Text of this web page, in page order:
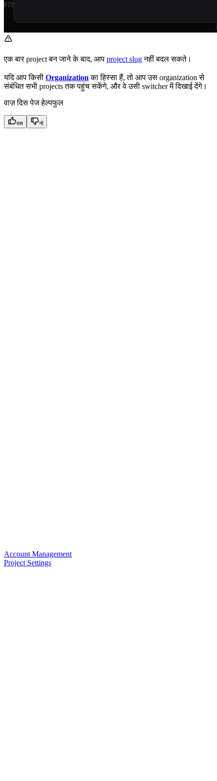
एक बार project बन जाने के बाद, आप project slugनहीं बदल सकते।
यदि आप किसी Organization का हिस्सा हैं, तो आप उस organization से
संबंधित सभी projects तक पहुंच सकेंगे, और वे उसी switcher में दिखाई देंगे।
वाज़ दिस पेज हेल्पफुल
यस नो
Account Management
Project Settings